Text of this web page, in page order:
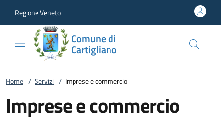
Regione Veneto
Comune di
Cartigliano
Home / Servizi / Imprese e commercio
Imprese e commercio